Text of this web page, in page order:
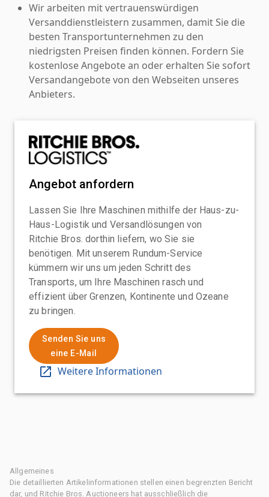
Wir arbeiten mit vertrauenswürdigen
Versanddienstleistern zusammen, damit Sie die
besten Transportunternehmen zu den
niedrigsten Preisen finden können. Fordern Sie
kostenlose Angebote an oder erhalten Sie sofort
Versandangebote von den Webseiten unseres
Anbieters.
Angebot anfordern
Lassen Sie Ihre Maschinen mithilfe der Haus-zu-
Haus-Logistik und Versandlösungen von
Ritchie Bros. dorthin liefern, wo Sie sie
benötigen. Mit unserem Rundum-Service
kümmern wir uns um jeden Schritt des
Transports, um Ihre Maschinen rasch und
effizient über Grenzen, Kontinente und Ozeane
zu bringen.
Senden Sie uns
eine E-Mail
Weitere Informationen
Allgemeines
Die detaillierten Artikelinformationen stellen einen begrenzten Bericht
dar, und Ritchie Bros. Auctioneers hat ausschließlich die